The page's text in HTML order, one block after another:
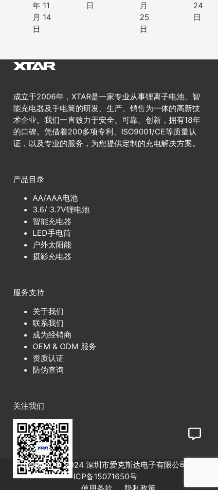
年 11
月 14
日
日
月
25
日
24
日
成立于2006年，XTAR是一家专业从事锂离子电池、智
能充电器及手电筒的研发、生产、销售为一体的高新技
术企业。我们一直致力于安全、可靠、创新，拥有18年
的口碑。凭借着200多项专利、ISO9001/CE等质量认
证，以及专业的服务，为您提供定制的充电解决方案。
产品目录
AA/AAA电池
3.6/ 3.7V锂电池
智能充电器
LED手电筒
户外太阳能
摄影充电器
服务支持
关于我们
联系我们
成为经销商
OEM & ODM 服务
资质认证
防伪查询
关注我们
Copyright © 2024 深圳市爱克斯达电子有限公司
ICP备15071650号
使用条款
隐私政策